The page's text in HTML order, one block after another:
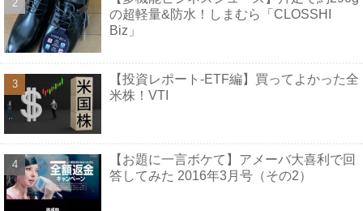
の超軽量&防水！しまむら「CLOSSHI
Biz」
【投資レポート-ETF編】買ってよかった全
米株！VTI
【お題に一言ボケて】アメーバ大喜利で回
答してみた 2016年3月号（その2）